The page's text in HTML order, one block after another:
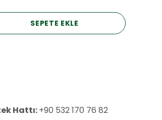
SEPETE EKLE
Hattı:+90 532 170 76 82